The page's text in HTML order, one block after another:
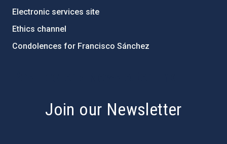
Electronic services site
Ethics channel
Condolences for Francisco Sánchez
Join our Newsletter